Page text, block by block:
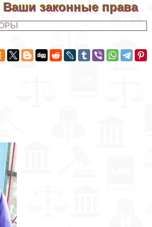
Ваши законные права